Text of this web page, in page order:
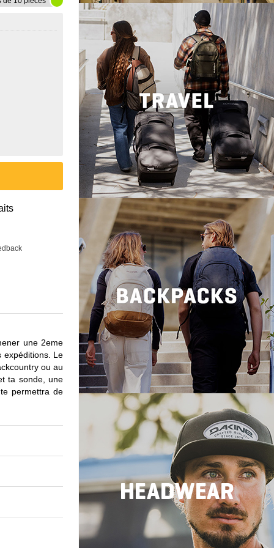
une 2eme
expéditions. Le
ou au
ta sonde, une
permettra de